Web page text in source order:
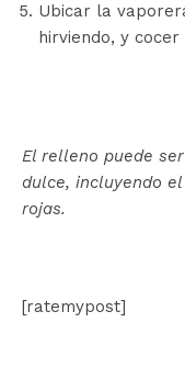
Ubicar la
hirviendo, y
El relleno puede
dulce, incluyendo
rojas.
[ratemypost]